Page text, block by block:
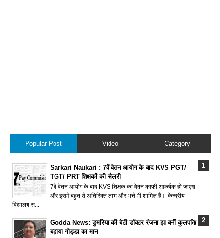
Popular Post Video Category
Sarkari Naukari : 7वें वेतन आयोग के बाद KVS PGT/
TGT/ PRT शिक्षकों की सैलरी
7वें वेतन आयोग के बाद KVS शिक्षक का वेतन काफी आकर्षक हो जाएगा
और इसमें बहुत से अतिरिक्त लाभ और भत्ते भी शामिल हैं। केन्द्रीय
विद्यालय स...
Godda News: डुमरिया की बेटी डॉक्टर रंजना झा बनीं कुलपति/
बढ़ाया गोड्डा का मान